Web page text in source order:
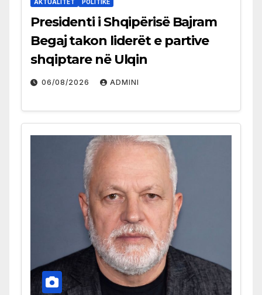
AKTUALITET POLITIKË
Presidenti i Shqipërisë Bajram
Begaj takon liderët e partive
shqiptare në Ulqin
06/08/2026 ADMINI